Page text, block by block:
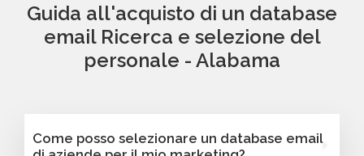
Guida all'acquisto di un database
email Ricerca e selezione del
personale - Alabama
Come posso selezionare un database email